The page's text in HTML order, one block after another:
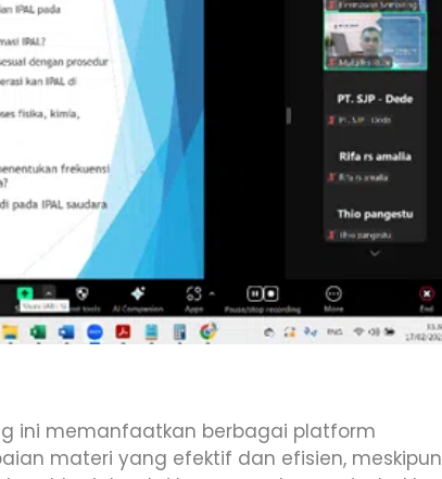
ini memanfaatkan berbagai platform
materi yang efektif dan efisien, meskipun